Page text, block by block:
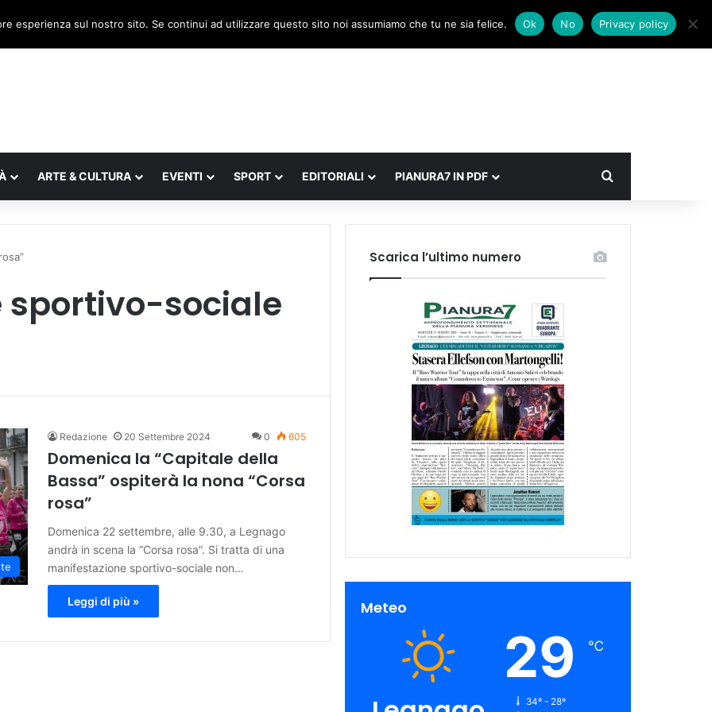
Facebook
X Instagram
AccediUn articolo a caso
Barra laterale
ARTE & CULTURA EVENTI SPORT EDITORIALI PIANURA7 IN PDF Cerca
sportivo-sociale
Redazione 20 Settembre 2024 0 605
Domenica la “Capitale della
Bassa” ospiterà la nona “Corsa
rosa”
Domenica 22 settembre, alle 9.30, a Legnago
andrà in scena la “Corsa rosa”. Si tratta di una
manifestazione sportivo-sociale non…
Leggi di più »
Scarica l’ultimo numero
Meteo
29 ℃
34º - 28º
esperienza sul nostro sito. Se continui ad utilizzare questo sito noi assumiamo che tu ne sia felice. Ok No Privacy policy